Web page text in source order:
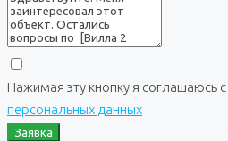
Нажимая эту кнопку я соглашаюсь с
персональных данных
Заявка